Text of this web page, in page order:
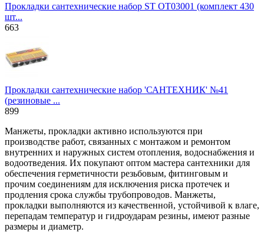
Прокладки сантехнические набор ST ОТ03001 (комплект 430
шт...
663
Прокладки сантехнические набор 'САНТЕХНИК' №41
(резиновые ...
899
Манжеты, прокладки активно используются при
производстве работ, связанных с монтажом и ремонтом
внутренних и наружных систем отопления, водоснабжения и
водоотведения. Их покупают оптом мастера сантехники для
обеспечения герметичности резьбовым, фитинговым и
прочим соединениям для исключения риска протечек и
продления срока службы трубопроводов. Манжеты,
прокладки выполняются из качественной, устойчивой к влаге,
перепадам температур и гидроударам резины, имеют разные
размеры и диаметр.